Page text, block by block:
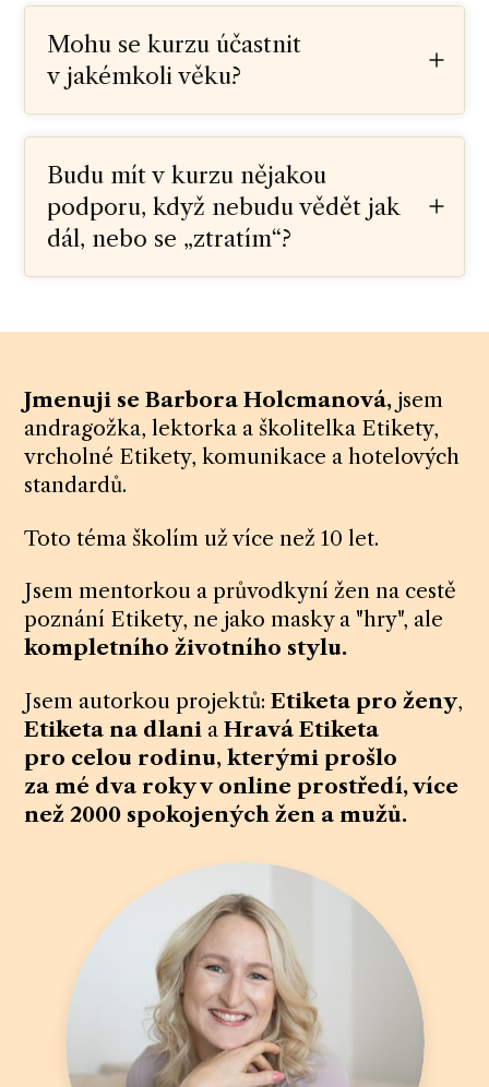
Mohu se kurzu účastnit
v jakémkoli věku?
Budu mít v kurzu nějakou
podporu, když nebudu vědět jak
dál, nebo se „ztratím“?
Jmenuji se Barbora Holcmanová, jsem
andragožka, lektorka a školitelka Etikety,
vrcholné Etikety, komunikace a hotelových
standardů.
Toto téma školím už více než 10 let.
Jsem mentorkou a průvodkyní žen na cestě
poznání Etikety, ne jako masky a "hry", ale
kompletního životního stylu.
Jsem autorkou projektů:Etiketa pro ženy,
Etiketa na dlani aHravá Etiketa
pro celou rodinu, kterými prošlo
za mé dva roky v online prostředí, více
než 2000 spokojených žen a mužů.